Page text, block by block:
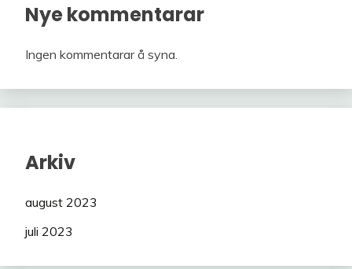
Nye kommentarar
Ingen kommentarar å syna.
Arkiv
august 2023
juli 2023